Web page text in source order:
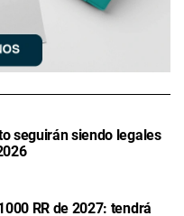
seguirán siendo legales
RR de 2027: tendrá